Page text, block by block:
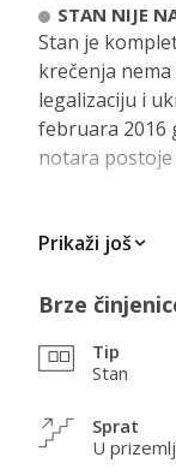
STAN NIJE
Stan je
krečenja
legalizaciju i
februara 2016
notara
ŠTA VOLIM KOD
Kod ove
Prvo što je u
prostor,
koja ima lep
cvećem.
Prikaži još
Brze
Tip
Stan
Sprat
U